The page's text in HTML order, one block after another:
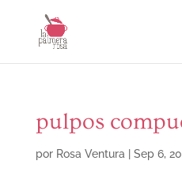
pulpos
por Rosa Ventura Sep 6,